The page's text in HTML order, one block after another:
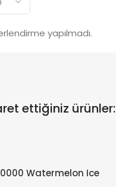
yapılmadı.
ettiğiniz ürünler:
Watermelon Ice